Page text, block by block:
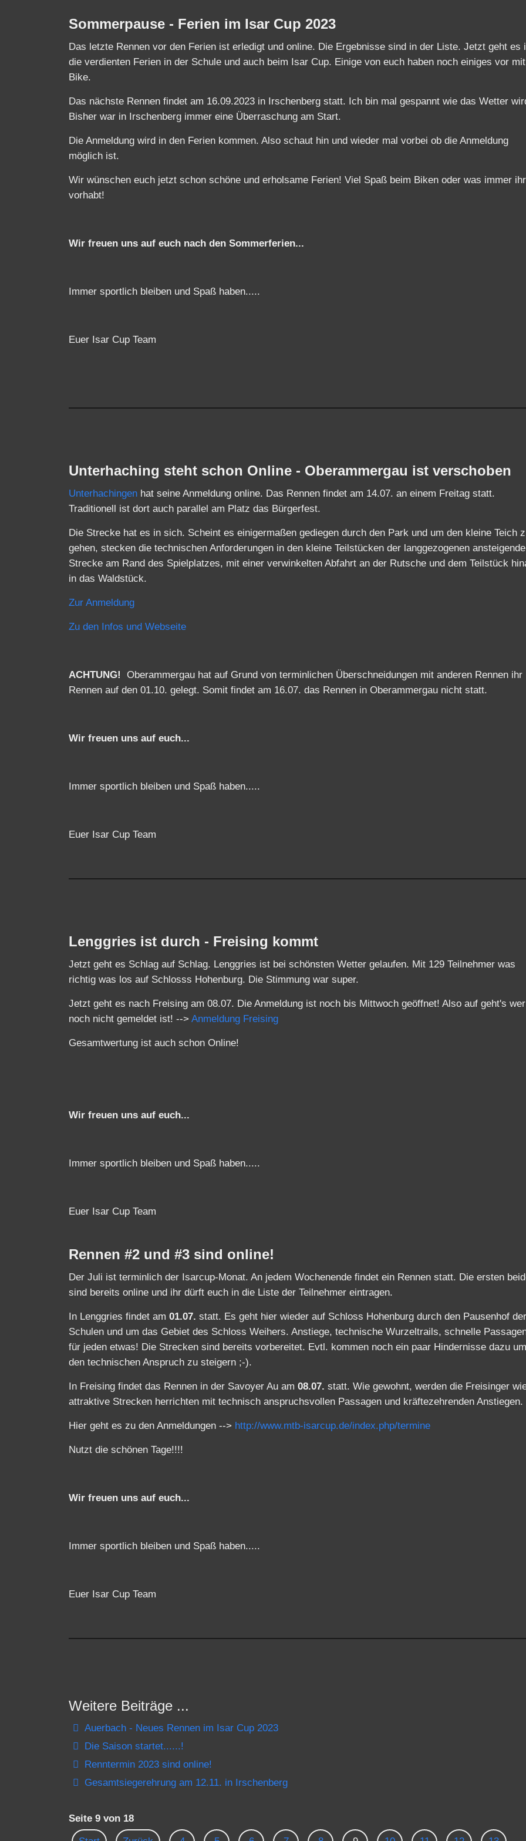
Sommerpause - Ferien im Isar Cup 2023
Das letzte Rennen vor den Ferien ist erledigt und online. Die Ergebnisse sind in der Liste. Jetzt geht es
die verdienten Ferien in der Schule und auch beim Isar Cup. Einige von euch haben noch einiges vor
Bike.
Das nächste Rennen findet am 16.09.2023 in Irschenberg statt. Ich bin mal gespannt wie das Wetter
Bisher war in Irschenberg immer eine Überraschung am Start.
Die Anmeldung wird in den Ferien kommen. Also schaut hin und wieder mal vorbei ob die Anmeldung
möglich ist.
Wir wünschen euch jetzt schon schöne und erholsame Ferien! Viel Spaß beim Biken oder was immer ihr
vorhabt!
Wir freuen uns auf euch nach den Sommerferien...
Immer sportlich bleiben und Spaß haben.....
Euer Isar Cup Team
Unterhaching steht schon Online - Oberammergau ist verschoben
Unterhachingen hat seine Anmeldung online. Das Rennen findet am 14.07. an einem Freitag statt.
Traditionell ist dort auch parallel am Platz das Bürgerfest.
Die Strecke hat es in sich. Scheint es einigermaßen gediegen durch den Park und um den kleine Teich
gehen, stecken die technischen Anforderungen in den kleine Teilstücken der langgezogenen
Strecke am Rand des Spielplatzes, mit einer verwinkelten Abfahrt an der Rutsche und dem Teilstück
in das Waldstück.
Zur Anmeldung
Zu den Infos und Webseite
ACHTUNG!
Oberammergau hat auf Grund von terminlichen Überschneidungen mit anderen Rennen ihr
Rennen auf den 01.10. gelegt. Somit findet am 16.07. das Rennen in Oberammergau nicht statt.
Wir freuen uns auf euch...
Immer sportlich bleiben und Spaß haben.....
Euer Isar Cup Team
Lenggries ist durch - Freising kommt
Jetzt geht es Schlag auf Schlag. Lenggries ist bei schönsten Wetter gelaufen. Mit 129 Teilnehmer was
richtig was los auf Schlosss Hohenburg. Die Stimmung war super.
Jetzt geht es nach Freising am 08.07. Die Anmeldung ist noch bis Mittwoch geöffnet! Also auf geht's wer
noch nicht gemeldet ist! --> Anmeldung Freising
Gesamtwertung ist auch schon Online!
Wir freuen uns auf euch...
Immer sportlich bleiben und Spaß haben.....
Euer Isar Cup Team
Rennen #2 und #3 sind online!
Der Juli ist terminlich der Isarcup-Monat. An jedem Wochenende findet ein Rennen statt. Die ersten
sind bereits online und ihr dürft euch in die Liste der Teilnehmer eintragen.
In Lenggries findet am 01.07. statt. Es geht hier wieder auf Schloss Hohenburg durch den Pausenhof der
Schulen und um das Gebiet des Schloss Weihers. Anstiege, technische Wurzeltrails, schnelle
für jeden etwas! Die Strecken sind bereits vorbereitet. Evtl. kommen noch ein paar Hindernisse dazu um
den technischen Anspruch zu steigern ;-).
In Freising findet das Rennen in der Savoyer Au am 08.07. statt. Wie gewohnt, werden die Freisinger
attraktive Strecken herrichten mit technisch anspruchsvollen Passagen und kräftezehrenden Anstiegen.
Hier geht es zu den Anmeldungen --> http://www.mtb-isarcup.de/index.php/termine
Nutzt die schönen Tage!!!!
Wir freuen uns auf euch...
Immer sportlich bleiben und Spaß haben.....
Euer Isar Cup Team
Weitere Beiträge ...
Auerbach - Neues Rennen im Isar Cup 2023
Die Saison startet......!
Renntermin 2023 sind online!
Gesamtsiegerehrung am 12.11. in Irschenberg
Seite 9 von 18